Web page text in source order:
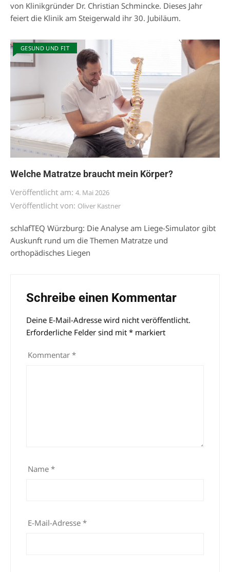
von Klinikgründer Dr. Christian Schmincke. Dieses Jahr
feiert die Klinik am Steigerwald ihr 30. Jubiläum.
GESUND UND FIT
Welche Matratze braucht mein Körper?
Veröffentlicht am: 4. Mai 2026
Veröffentlicht von: Oliver Kastner
schlafTEQ Würzburg: Die Analyse am Liege-Simulator gibt
Auskunft rund um die Themen Matratze und
orthopädisches Liegen
Schreibe einen Kommentar
Deine E-Mail-Adresse wird nicht veröffentlicht.
Erforderliche Felder sind mit * markiert
Kommentar *
Name *
E-Mail-Adresse *
Alternative: